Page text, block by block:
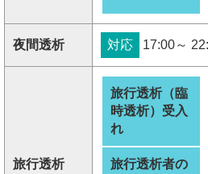
夜間透析 対応 17:00～
旅行透析
旅行透析（臨
時透析）受入
れ
旅行透析者の